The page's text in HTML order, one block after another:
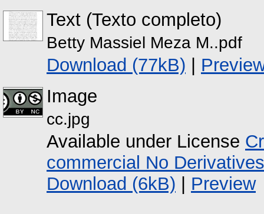
Text (Texto completo)
Betty Massiel Meza M..pdf
Download (77kB) |
Image
cc.jpg
Available under License
commercial No Derivatives
Download (6kB) | Preview